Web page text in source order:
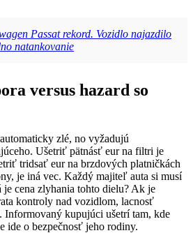
Passat rekord. Vozidlo najazdilo
natankovanie
versus hazard so
zlé, no vyžadujú
Ušetriť pätnásť eur na filtri je
tridsať eur na brzdových platničkách
je iná vec. Každý majiteľ auta si musí
cena zlyhania tohto dielu? Ak je
kontroly nad vozidlom, lacnosť
Informovaný kupujúci ušetrí tam, kde
ide o bezpečnosť jeho rodiny.